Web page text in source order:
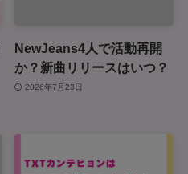
NewJeans4人で活動再開
か？新曲リリースはいつ？
2026年7月23日